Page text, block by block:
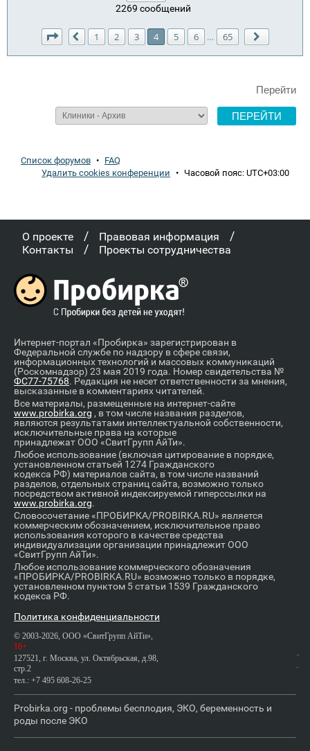
2269 сообщений
Страница из
Пред.
1 2 3 4 5 6 … 65
Перейти
Список форумов • FAQ
Удалить cookies конференции • Часовой пояс: UTC+03:00
О проекте / Правовая информация /
Контакты / Проекты сотрудничества
Интернет-портал «Пробирка» зарегистрирован в
Федеральной службе по надзору в сфере связи,
информационных технологий и массовых коммуникаций
(Роскомнадзор) 23 мая 2019 года. Номер свидетельства №
ФС77-75768. Редакция не несет ответственности за мнения,
высказанные в комментариях читателей.
Все материалы, размещенные на интернет-сайте
www.probirka.org , в том числе названия разделов,
являются результатами интеллектуальной собственности,
исключительные права на которые
принадлежат ООО «СвитГрупп АйТи».
Любое использование (включая цитирование в порядке,
установленном статьей 1274 Гражданского
кодекса РФ) материалов сайта, в том числе названий
разделов, отдельных страниц сайта, возможно только
посредством активной индексируемой гиперссылки на
www.probirka.org.
Словосочетание «ПРОБИРКА/PROBIRKA.RU» является
коммерческим обозначением, исключительное право
использования которого в качестве средства
индивидуализации организации принадлежит ООО
«СвитГрупп АйТи».
Любое использование коммерческого обозначения
«ПРОБИРКА/PROBIRKA.RU» возможно только в порядке,
установленном пунктом 5 статьи 1539 Гражданского
кодекса РФ.
Политика конфиденциальности
© 2003-2026, ООО «СвитГрупп АйТи»,
16+
127521, г. Москва, ул. Октябрьская, д.98,
стр.2
тел.: +7 495 608-26-25
Probirka.org - проблемы бесплодия, ЭКО, беременность и
роды после ЭКО